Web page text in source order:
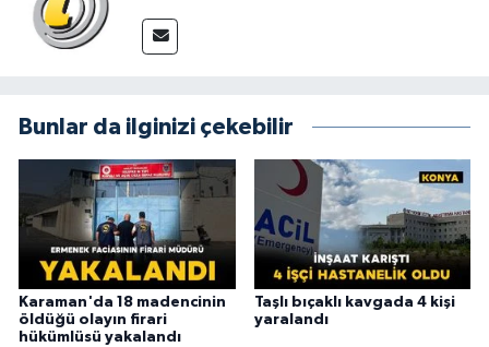
Bunlar da ilginizi çekebilir
Karaman'da 18 madencinin
öldüğü olayın firari
hükümlüsü yakalandı
Taşlı bıçaklı kavgada 4 kişi
yaralandı